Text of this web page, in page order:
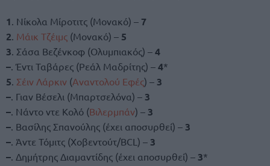
1 . Νίκολα Μίροτιτς (Μονακό) – 7
2 Μάικ Τζέιμς (Μονακό) – 5
3 . Σάσα Βεζένκοφ (Ολυμπιακός) – 4
– . Έντι Ταβάρες (Ρεάλ Μαδρίτης) – 4*
5 Σέιν Λάρκιν (Αναντολού Εφές) – 3
– . Γιαν Βέσελι (Μπαρτσελόνα) – 3
– . Νάντο ντε Κολό (Βιλερμπάν) – 3
– . Βασίλης Σπανούλης (έχει αποσυρθεί) – 3
– . Άντε Τόμιτς (Χοβεντούτ/BCL) – 3
– . Δημήτρης Διαμαντίδης (έχει αποσυρθεί) – 3*